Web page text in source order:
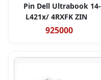
Pin Dell Ultrabook 14-
L421x/ 4RXFK ZIN
925000